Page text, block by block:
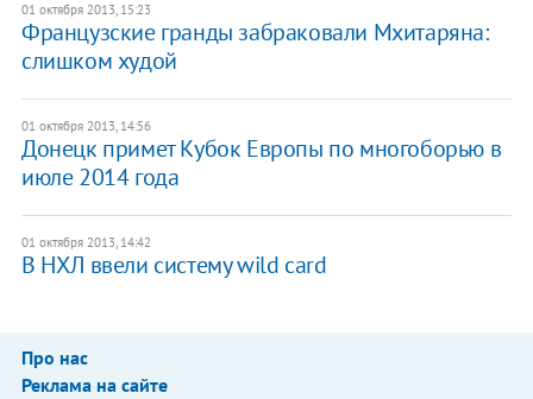
01 октября 2013, 15:23
Французские гранды забраковали Мхитаряна:
слишком худой
01 октября 2013, 14:56
Донецк примет Кубок Европы по многоборью в
июле 2014 года
01 октября 2013, 14:42
В НХЛ ввели систему wild card
Про нас
Реклама на сайте